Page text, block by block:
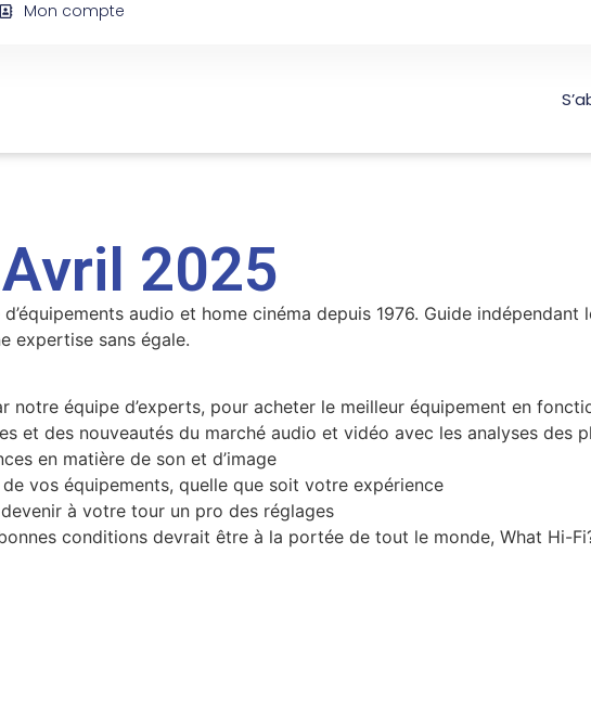
Mon compte
2025
audio et home cinéma depuis 1976. Guide
expertise sans égale.
notre équipe d’experts, pour acheter le meilleur équipement en
et des nouveautés du marché audio et vidéo avec les analyses des
en matière de son et d’image
vos équipements, quelle que soit votre expérience
à votre tour un pro des réglages
conditions devrait être à la portée de tout le monde, What Hi-